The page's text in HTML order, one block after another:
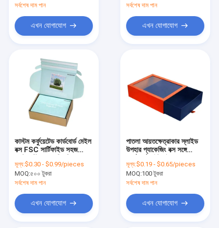
মামলা
উপহার প্যাকেজিং বক্স
ম্যাগনেটিক প্যাকেজিং বক্স
ড্রয়ার প্যাকেজিং বক্স
স্টীল ফোল্ডেবল বক্স
গয়না প্যাকেজিং বক্স
কাগজের মেইল বক্স
সর্বশেষ দাম পান
এখন যোগাযোগ
সর্বশেষ দাম পান
এখন যোগাযোগ
কাস্টম কর্ফুয়েটেড কার্ডবোর্ড মেইল
বক্স FSC সার্টিফাইড সহজ
মূল্য:$0.30 - $0.99/pieces
MOQ:৫০০ টুকরা
সর্বশেষ দাম পান
এখন যোগাযোগ
পাতলা আয়তক্ষেত্রাকার স্লাইড
উপহার প্যাকেজিং বক্স সঙ্গে
মূল্য:$0.19 - $0.65/pieces
MOQ:100 টুকরা
সর্বশেষ দাম পান
এখন যোগাযোগ